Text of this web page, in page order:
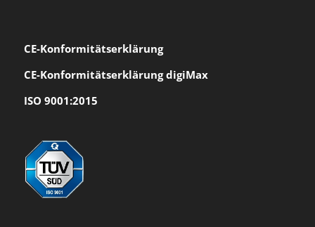
CE-Konformitätserklärung
CE-Konformitätserklärung digiMax
ISO 9001:2015